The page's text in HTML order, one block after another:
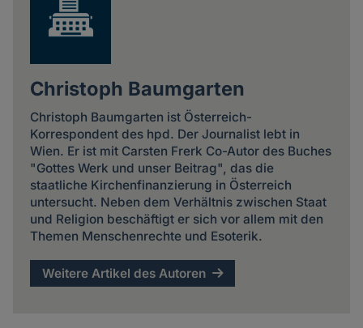
Christoph Baumgarten
Christoph Baumgarten ist Österreich-
Korrespondent des hpd. Der Journalist lebt in
Wien. Er ist mit Carsten Frerk Co-Autor des Buches
"Gottes Werk und unser Beitrag", das die
staatliche Kirchenfinanzierung in Österreich
untersucht. Neben dem Verhältnis zwischen Staat
und Religion beschäftigt er sich vor allem mit den
Themen Menschenrechte und Esoterik.
Weitere Artikel des Autoren